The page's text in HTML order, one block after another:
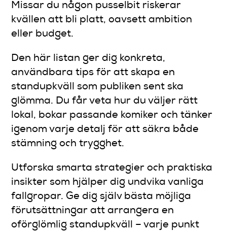
Missar du någon pusselbit riskerar
kvällen att bli platt, oavsett ambition
eller budget.
Den här listan ger dig konkreta,
användbara tips för att skapa en
standupkväll som publiken sent ska
glömma. Du får veta hur du väljer rätt
lokal, bokar passande komiker och tänker
igenom varje detalj för att säkra både
stämning och trygghet.
Utforska smarta strategier och praktiska
insikter som hjälper dig undvika vanliga
fallgropar. Ge dig själv bästa möjliga
förutsättningar att arrangera en
oförglömlig standupkväll – varje punkt